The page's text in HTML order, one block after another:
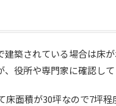
築されている場合は床
役所や専門家に確認して
面積が30坪なので7坪程